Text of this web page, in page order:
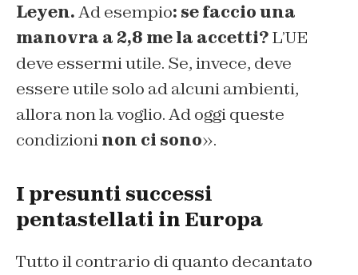
Leyen.Ad esempio: se faccio una
manovra a 2,8 me la accetti?L’UE
deve essermi utile. Se, invece, deve
essere utile solo ad alcuni ambienti,
allora non la voglio. Ad oggi queste
condizioninon ci sono».
I presunti successi
pentastellati in Europa
Tutto il contrario di quanto decantato